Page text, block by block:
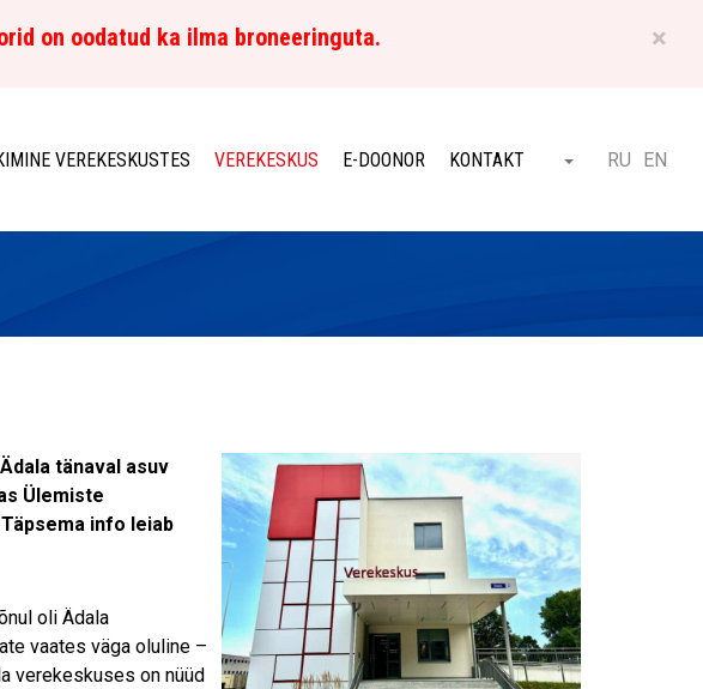
×
on oodatud ka ilma broneeringuta.
VEREKESKUSTES VEREKESKUS E-DOONOR KONTAKT Otsi ET
RU EN
tänaval asuv
Ülemiste
info leiab
oli Ädala
vaates väga oluline –
verekeskuses on nüüd